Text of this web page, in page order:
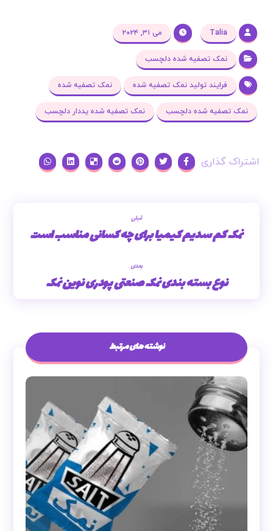
Talia می ۳۱, ۲۰۲۴
نمک تصفیه شده دلچسب
فرایند تولید نمک تصفیه شده نمک تصفیه شده
نمک تصفیه شده دلچسب نمک تصفیه شده یددار دلچسب
قبلی
نمک کم سدیم کیمیا برای چه کسانی مناسب است
بعدی
نوع بسته بندی نمک صنعتی پودری نوین نمک
نوشته های مرتبط